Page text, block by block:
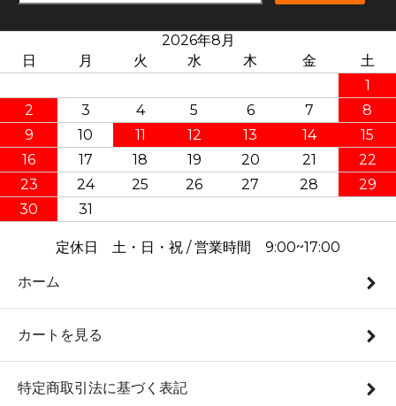
2026年8月
日
月 火 水 木 金
土
1
2
3 4 5 6 7
8
9
10 11 12 13 14
15
16
17 18 19 20 21
22
23
24 25 26 27 28
29
30
31
定休日 土・日・祝 / 営業時間 9:00~17:00
ホーム
カートを見る
特定商取引法に基づく表記